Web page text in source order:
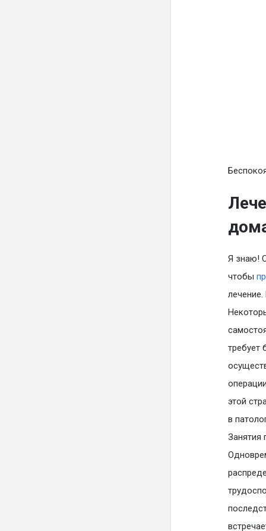
Я знаю!
чтобы
требует
этой
в
Занятия